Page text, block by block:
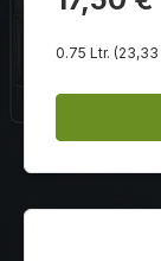
einem
0.75 Ltr. (23,33